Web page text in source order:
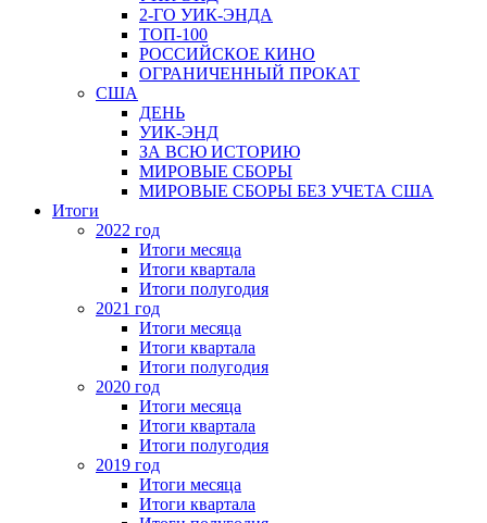
2-ГО УИК-ЭНДА
ТОП-100
РОССИЙСКОЕ КИНО
ОГРАНИЧЕННЫЙ ПРОКАТ
США
ДЕНЬ
УИК-ЭНД
ЗА ВСЮ ИСТОРИЮ
МИРОВЫЕ СБОРЫ
МИРОВЫЕ СБОРЫ БЕЗ УЧЕТА США
Итоги
2022 год
Итоги месяца
Итоги квартала
Итоги полугодия
2021 год
Итоги месяца
Итоги квартала
Итоги полугодия
2020 год
Итоги месяца
Итоги квартала
Итоги полугодия
2019 год
Итоги месяца
Итоги квартала